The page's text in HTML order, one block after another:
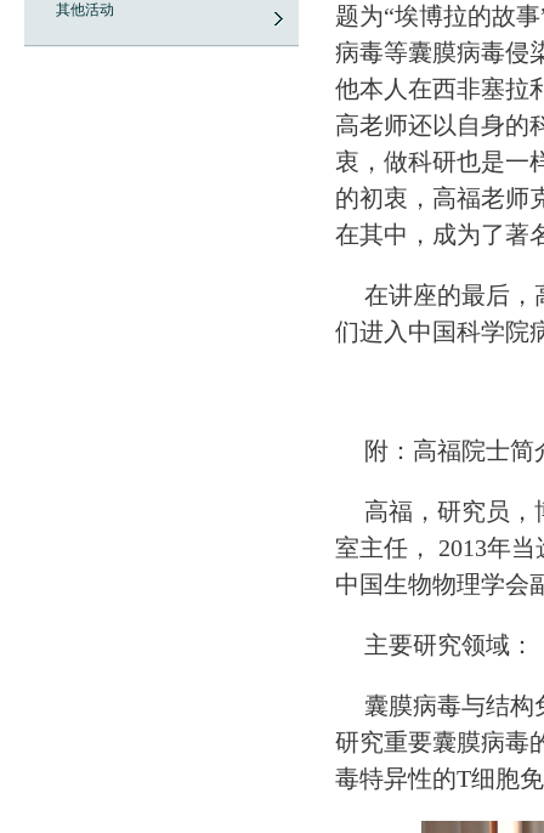
其他活动
题为“埃博拉的故
病毒等囊膜病毒侵
他本人在西非塞拉
高老师还以自身的
衷，做科研也是一
的初衷，高福老师
在其中，成为了著
在讲座的最后，
们进入中国科学院
附：高福院士简
高福，研究员，
室主任， 2013年当
中国生物物理学会
主要研究领域
囊膜病毒与结构
研究重要囊膜病毒
毒特异性的T细胞